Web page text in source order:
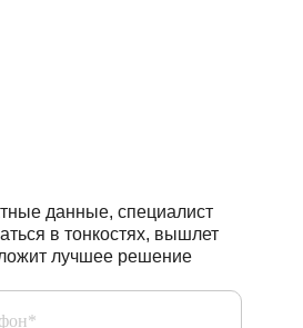
данные, специалист
в тонкостях, вышлет
лучшее решение